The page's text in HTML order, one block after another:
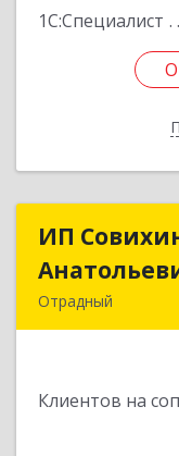
1С:Специалист
ИП
Отрадный
Клиентов на